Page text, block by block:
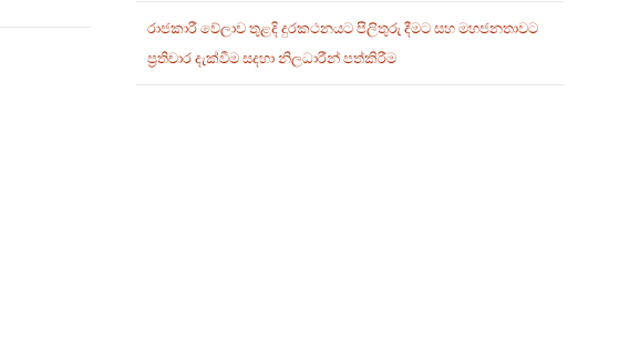
රාජකාරී වේලාව තුළදි දුරකථනයට පිලිතුරු දීමට සහ මහජනතාවට
ප්‍රතිචාර දැක්වීම සදහා නිලධාරීන් පත්කිරීම